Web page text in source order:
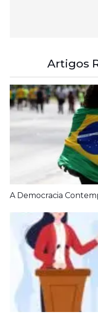
A Democracia
Rede Diocesana é
debate entre os